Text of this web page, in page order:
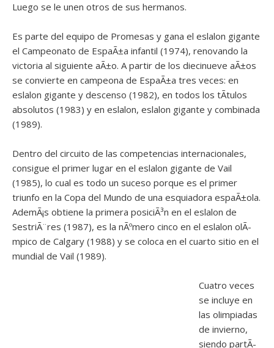
Luego se le unen otros de sus hermanos.
Es parte del equipo de Promesas y gana el eslalon gigante
el Campeonato de EspaÃ±a infantil (1974), renovando la
victoria al siguiente aÃ±o. A partir de los diecinueve aÃ±os
se convierte en campeona de EspaÃ±a tres veces: en
eslalon gigante y descenso (1982), en todos los tÃ­tulos
absolutos (1983) y en eslalon, eslalon gigante y combinada
(1989).
Dentro del circuito de las competencias internacionales,
consigue el primer lugar en el eslalon gigante de Vail
(1985), lo cual es todo un suceso porque es el primer
triunfo en la Copa del Mundo de una esquiadora espaÃ±ola.
AdemÃ¡s obtiene la primera posiciÃ³n en el eslalon de
SestriÃ¨res (1987), es la nÃºmero cinco en el eslalon olÃ­
mpico de Calgary (1988) y se coloca en el cuarto sitio en el
mundial de Vail (1989).
Cuatro veces
se incluye en
las olimpiadas
de invierno,
siendo partÃ­